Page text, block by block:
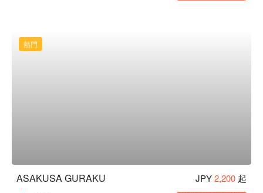
熱門
ASAKUSA GURAKU JPY2,200 起